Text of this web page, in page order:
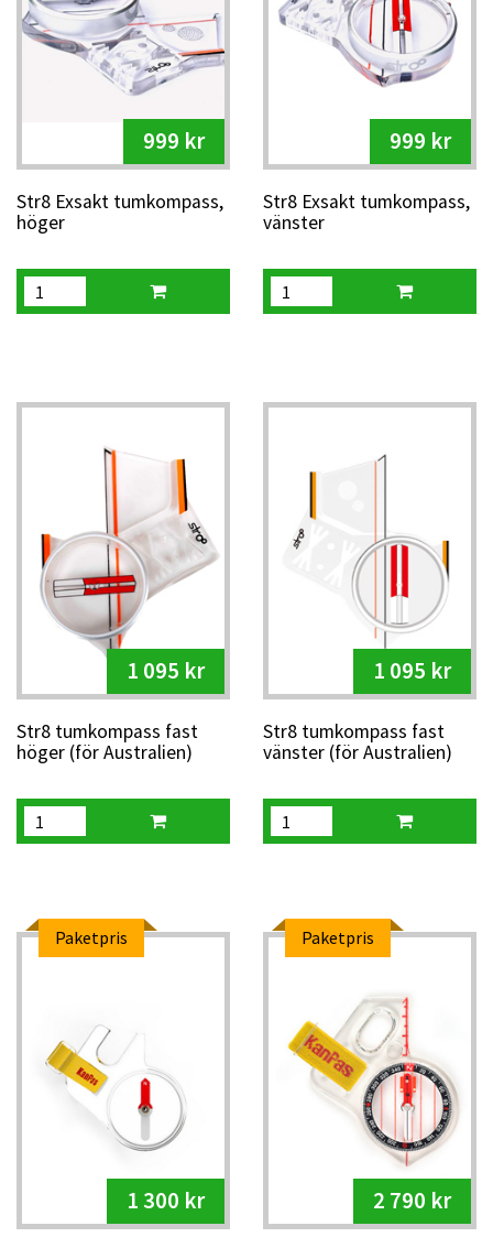
999 kr
Str8 Exsakt tumkompass,
höger
999 kr
Str8 Exsakt tumkompass,
vänster
1 095 kr
Str8 tumkompass fast
höger (för Australien)
1 095 kr
Str8 tumkompass fast
vänster (för Australien)
Paketpris
1 300 kr
Paketpris
2 790 kr